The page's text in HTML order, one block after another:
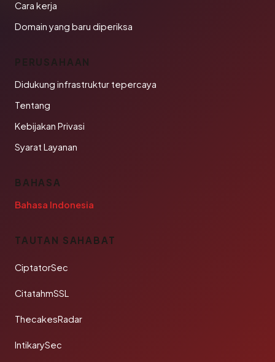
Cara kerja
Domain yang baru diperiksa
PERUSAHAAN
Didukung infrastruktur tepercaya
Tentang
Kebijakan Privasi
Syarat Layanan
BAHASA
Bahasa Indonesia
TAUTAN SAHABAT
CiptatorSec
CitatahmSSL
ThecakesRadar
IntikarySec